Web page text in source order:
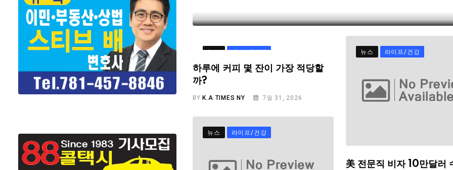
뉴스 라이프/건강
하루에 커피 몇 잔이 가장 적당할
까?
BYK.A TIMES NY 7월 31, 2026
뉴스 라이프/건강
美 전문직 비자 10만달러
뉴스 라이프/건강